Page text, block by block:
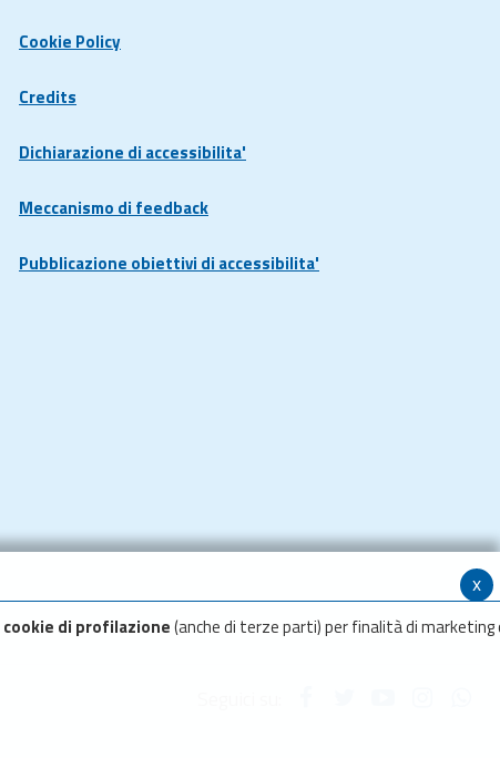
x
cookie di profilazione(anche di terze parti) per finalità di marketing
Cookie Policy
Credits
Dichiarazione di accessibilita'
Meccanismo di feedback
Pubblicazione obiettivi di accessibilita'